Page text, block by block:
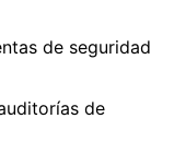
de seguridad
de